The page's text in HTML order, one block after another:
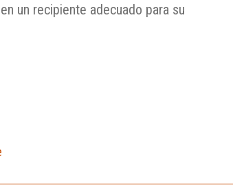
un recipiente adecuado para su